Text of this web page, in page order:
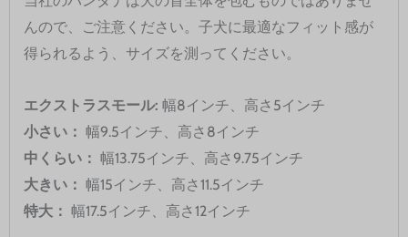
んので、ご注意ください。子犬に最適なフィット感が
得られるよう、サイズを測ってください。
エクストラスモール: 幅8インチ、高さ5インチ
小さい： 幅9.5インチ、高さ8インチ
中くらい： 幅13.75インチ、高さ9.75インチ
大きい： 幅15インチ、高さ11.5インチ
特大： 幅17.5インチ、高さ12インチ